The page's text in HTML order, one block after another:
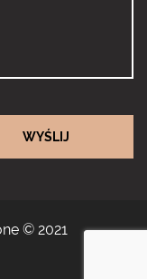
WYŚLIJ
© 2021